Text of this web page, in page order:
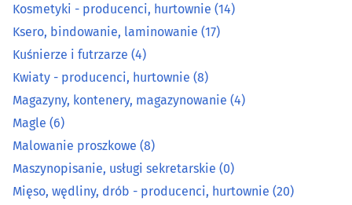
Magazyny, kontenery, magazynowanie
Magle(6)
Malowanie proszkowe (8)
Maszynopisanie, usługi sekretarskie
Mięso, wędliny, drób - producenci, hurtownie (20)
Kosmetyki - producenci, hurtownie (14)
Ksero, bindowanie, laminowanie (17)
Kuśnierze i futrzarze (4)
Kwiaty - producenci, hurtownie (8)
Magazyny, kontenery, magazynowanie (4)
Magle (6)
Malowanie proszkowe (8)
Maszynopisanie, usługi sekretarskie (0)
Mięso, wędliny, drób - producenci, hurtownie (20)